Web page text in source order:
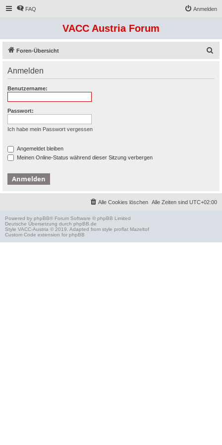
FAQ Anmelden
VACC Austria Forum
Foren-Übersicht
Anmelden
Benutzername:
Passwort:
Ich habe mein Passwort vergessen
Angemeldet bleiben
Meinen Online-Status während dieser Sitzung verbergen
Alle Zeiten sind UTC+02:00
Alle Cookies löschen
Powered by phpBB® Forum Software © phpBB Limited
Deutsche Übersetzung durch phpBB.de
Style VACC-Austria © 2019. Adapted from style proflat Mazeltof
Custom Code extension for phpBB